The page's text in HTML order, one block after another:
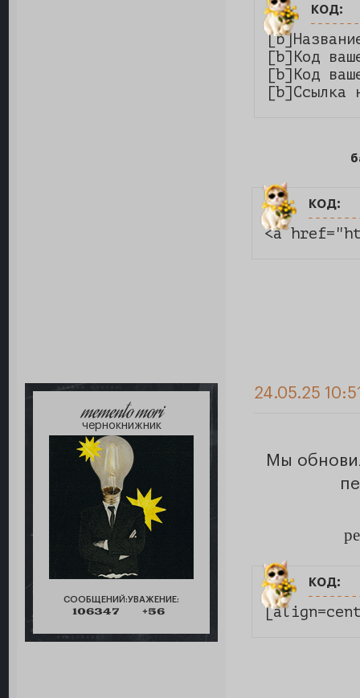
код:
[b]Код
[b]Код
[b]Ссылка
код:
<a
memento mori
чернокнижник
СООБЩЕНИЙ:
106347
УВАЖЕНИЕ:
+56
24.05.25
Мы
код: